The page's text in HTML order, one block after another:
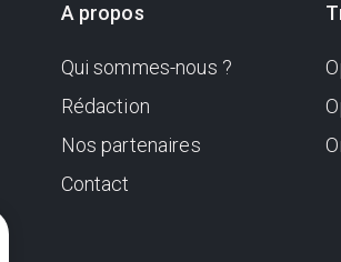
A propos
Qui sommes-nous ?
Rédaction
Nos partenaires
Contact